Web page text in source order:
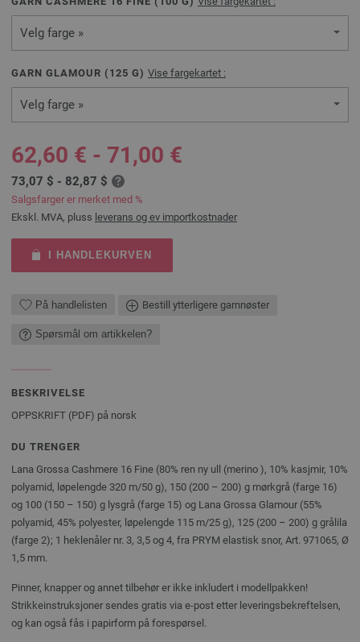
Velg farge »
GARN GLAMOUR ( 125 G) Vise fargekartet :
Velg farge »
62,60 € - 71,00 €
73,07 $ - 82,87 $
Salgsfarger er merket med %
Ekskl. MVA, pluss leverans og ev importkostnader
I HANDLEKURVEN
På handlelisten Bestill ytterligere garnnøster
Spørsmål om artikkelen?
BESKRIVELSE
OPPSKRIFT (PDF) på norsk
DU TRENGER
Lana Grossa Cashmere 16 Fine (80% ren ny ull (merino ), 10% kasjmir, 10%
polyamid, løpelengde 320 m/50 g), 150 (200 – 200) g mørkgrå (farge 16)
og 100 (150 – 150) g lysgrå (farge 15) og Lana Grossa Glamour (55%
polyamid, 45% polyester, løpelengde 115 m/25 g), 125 (200 – 200) g grålila
(farge 2); 1 heklenåler nr. 3, 3,5 og 4, fra PRYM elastisk snor, Art. 971065, Ø
1,5 mm.
Pinner, knapper og annet tilbehør er ikke inkludert i modellpakken!
Strikkeinstruksjoner sendes gratis via e-post etter leveringsbekreftelsen,
og kan også fås i papirform på forespørsel.